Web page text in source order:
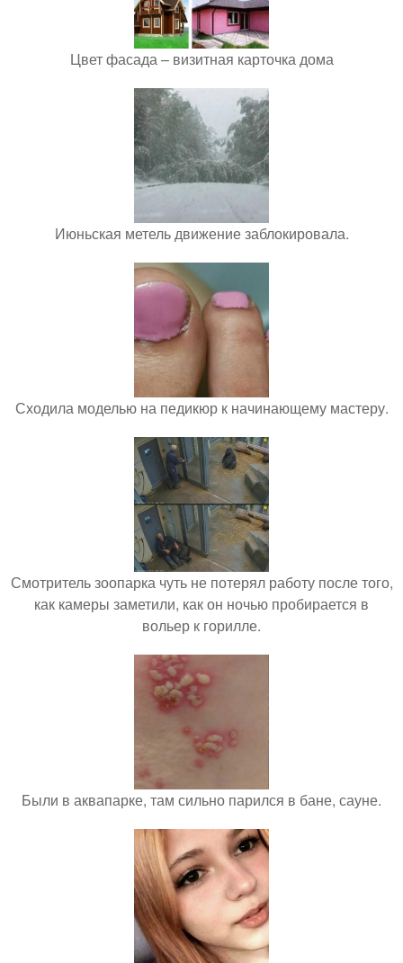
Цвет фасада – визитная карточка дома
Июньская метель движение заблокировала.
Сходила моделью на педикюр к начинающему мастеру.
Смотритель зоопарка чуть не потерял работу после того,
как камеры заметили, как он ночью пробирается в
вольер к горилле.
Были в аквапарке, там сильно парился в бане, сауне.